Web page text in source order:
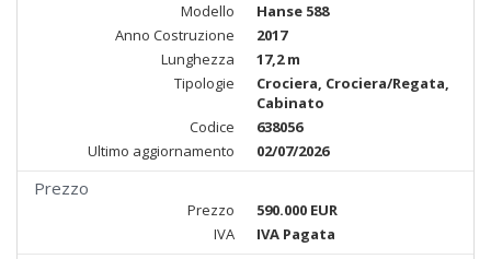
Modello
Hanse 588
Anno Costruzione
2017
Lunghezza
17,2 m
Tipologie
Crociera, Crociera/Regata,
Cabinato
Codice
638056
Ultimo aggiornamento
02/07/2026
Prezzo
Prezzo
590.000 EUR
IVA
IVA Pagata